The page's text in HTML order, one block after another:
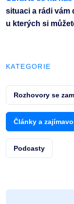
situaci a rádi vám
u kterých si
KATEGORIE
Rozhovory se
Články a
Podcasty